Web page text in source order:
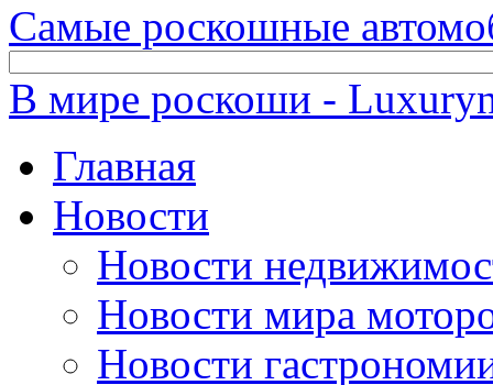
Самые роскошные
В мире роскоши -
Главная
Новости
Новости
Новости мира
Новости